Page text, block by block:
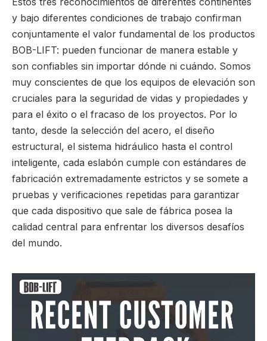
y bajo diferentes condiciones de trabajo confirman
conjuntamente el valor fundamental de los productos
BOB-LIFT: pueden funcionar de manera estable y
son confiables sin importar dónde ni cuándo. Somos
muy conscientes de que los equipos de elevación son
cruciales para la seguridad de vidas y propiedades y
para el éxito o el fracaso de los proyectos. Por lo
tanto, desde la selección del acero, el diseño
estructural, el sistema hidráulico hasta el control
inteligente, cada eslabón cumple con estándares de
fabricación extremadamente estrictos y se somete a
pruebas y verificaciones repetidas para garantizar
que cada dispositivo que sale de fábrica posea la
calidad central para enfrentar los diversos desafíos
del mundo.